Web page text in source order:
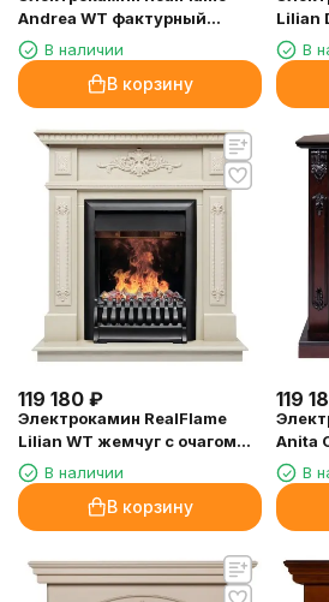
Andrea WT фактурный
белый с очагом 3D Oregan
В наличии
В корзину
Lilian
Oregan
В
119 180 ₽
Электрокамин RealFlame
Lilian WT жемчуг с очагом
3D Oregan
В наличии
В корзину
119
Anita
дуб с
В